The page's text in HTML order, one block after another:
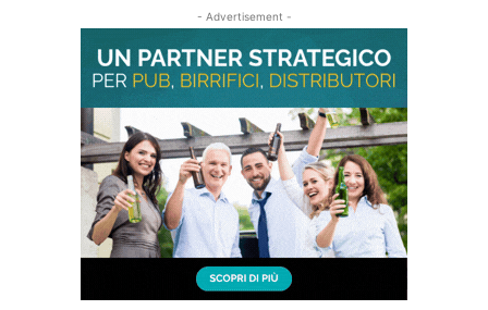
- Advertisement -